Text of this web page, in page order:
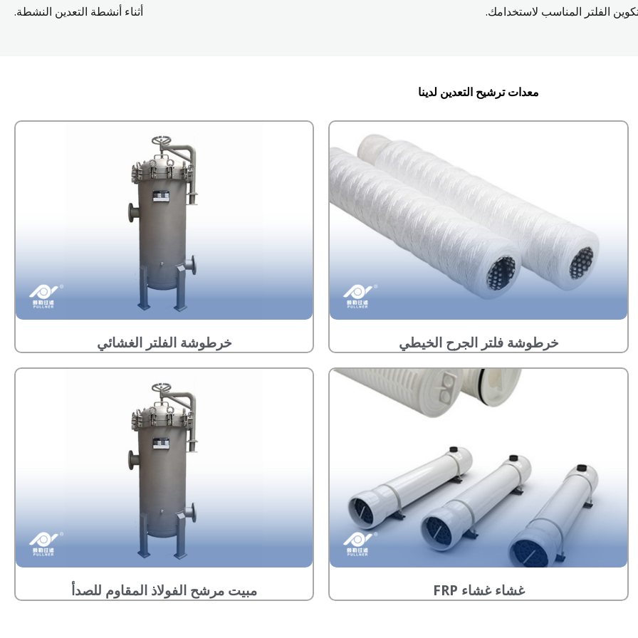
الفلتر المناسب لاستخدامك.
أثناء أنشطة التعدين النشطة.
معدات ترشيح التعدين لدينا
خرطوشة فلتر الجرح الخيطي خرطوشة الفلتر الغشائي
غشاء غشاء FRP مبيت مرشح الفولاذ المقاوم للصدأ